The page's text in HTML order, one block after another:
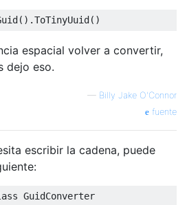
espacial volver a convertir,
dejo eso.
— Billy Jake O'Connor
fuente
escribir la cadena, puede
GuidConverter